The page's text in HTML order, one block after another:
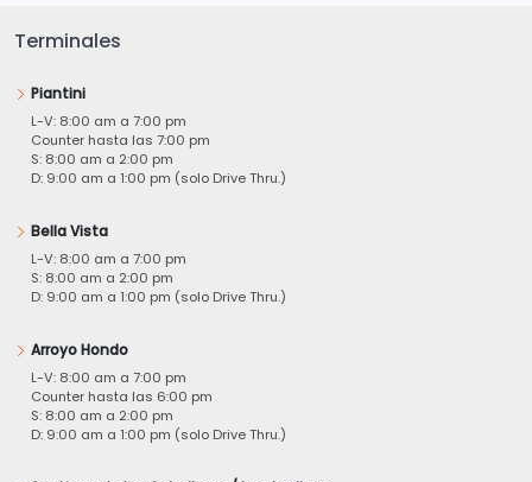
Terminales
Piantini
L-V: 8:00 am a 7:00 pm
Counter hasta las 7:00 pm
S: 8:00 am a 2:00 pm
D: 9:00 am a 1:00 pm (solo Drive Thru.)
Bella Vista
L-V: 8:00 am a 7:00 pm
S: 8:00 am a 2:00 pm
D: 9:00 am a 1:00 pm (solo Drive Thru.)
Arroyo Hondo
L-V: 8:00 am a 7:00 pm
Counter hasta las 6:00 pm
S: 8:00 am a 2:00 pm
D: 9:00 am a 1:00 pm (solo Drive Thru.)